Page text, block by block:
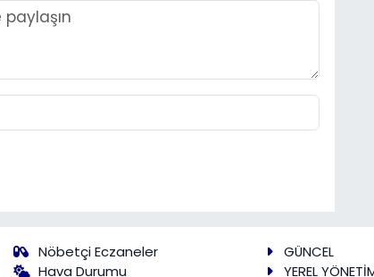
Nöbetçi Eczaneler
Hava Durumu
GÜNCEL
YEREL